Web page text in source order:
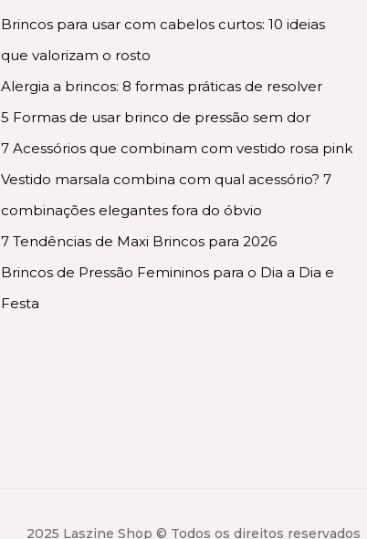
Brincos para usar com cabelos curtos: 10 ideias
que valorizam o rosto
Alergia a brincos: 8 formas práticas de resolver
5 Formas de usar brinco de pressão sem dor
7 Acessórios que combinam com vestido rosa pink
Vestido marsala combina com qual acessório? 7
combinações elegantes fora do óbvio
7 Tendências de Maxi Brincos para 2026
Brincos de Pressão Femininos para o Dia a Dia e
Festa
2025 Laszine Shop © Todos os direitos reservados